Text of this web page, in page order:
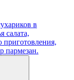
в
салата,
приготовления,
пармезан.